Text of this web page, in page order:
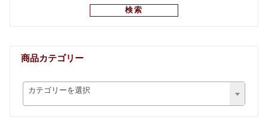
検索
商品カテゴリー
カテゴリーを選択